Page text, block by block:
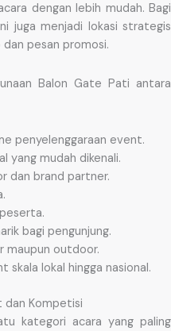
dengan lebih mudah. Bagi
juga menjadi lokasi strategis
pesan promosi.
Balon Gate Pati antara
penyelenggaraan event.
yang mudah dikenali.
dan brand partner.
bagi pengunjung.
maupun outdoor.
skala lokal hingga nasional.
dan Kompetisi
kategori acara yang paling